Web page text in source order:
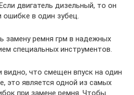
двигатель дизельный, то он
ошибке в один зубец.
замену ремня грм в надежных
специальных инструментов.
что смещен впуск на один
это является одной из самых
при замене ремня. Чтобы